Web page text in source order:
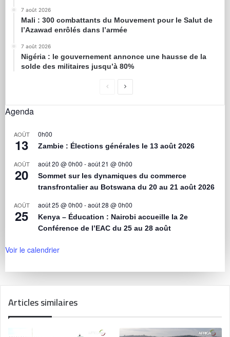
7 août 2026
Mali : 300 combattants du Mouvement pour le Salut de
l’Azawad enrôlés dans l’armée
7 août 2026
Nigéria : le gouvernement annonce une hausse de la
solde des militaires jusqu’à 80%
Agenda
AOÛT
13
0h00
Zambie : Élections générales le 13 août 2026
AOÛT
20
août 20 @ 0h00 -août 21 @ 0h00
Sommet sur les dynamiques du commerce
transfrontalier au Botswana du 20 au 21 août 2026
AOÛT
25
août 25 @ 0h00 -août 28 @ 0h00
Kenya – Éducation : Nairobi accueille la 2e
Conférence de l’EAC du 25 au 28 août
Voir le calendrier
Articles similaires